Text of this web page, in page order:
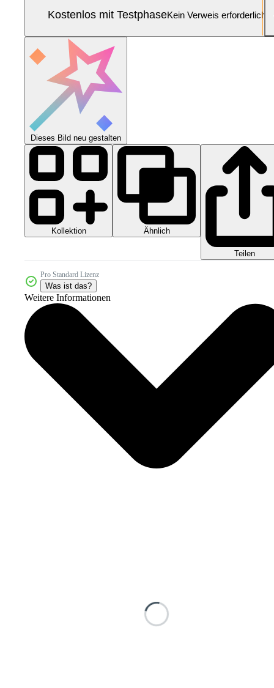
Kostenlos mit TestphaseKein Verweis erforderlich
Dieses Bild neu gestalten
Kollektion Ähnlich
Teilen
Pro Standard Lizenz
Was ist das?
Weitere Informationen